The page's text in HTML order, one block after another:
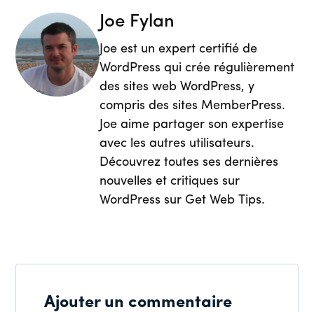
Joe Fylan
Joe est un expert certifié de
WordPress qui crée régulièrement
des sites web WordPress, y
compris des sites MemberPress.
Joe aime partager son expertise
avec les autres utilisateurs.
Découvrez toutes ses dernières
nouvelles et critiques sur
WordPress sur Get Web Tips.
Ajouter un commentaire